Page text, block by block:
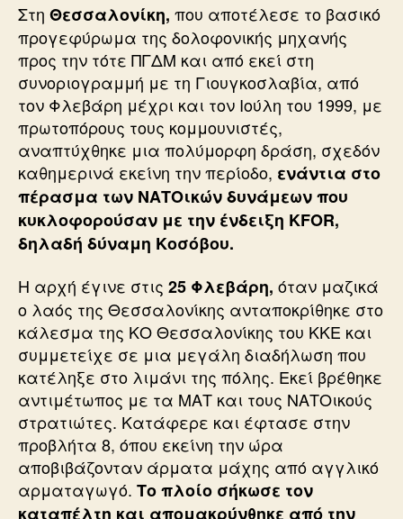
Στη Θεσσαλονίκη, που αποτέλεσε το βασικό
προγεφύρωμα της δολοφονικής μηχανής
προς την τότε ΠΓΔΜ και από εκεί στη
συνοριογραμμή με τη Γιουγκοσλαβία, από
τον Φλεβάρη μέχρι και τον Ιούλη του 1999, με
πρωτοπόρους τους κομμουνιστές,
αναπτύχθηκε μια πολύμορφη δράση, σχεδόν
καθημερινά εκείνη την περίοδο, ενάντια στο
πέρασμα των ΝΑΤΟικών δυνάμεων που
κυκλοφορούσαν με την ένδειξη KFOR,
δηλαδή δύναμη Κοσόβου.
Η αρχή έγινε στις 25 Φλεβάρη, όταν μαζικά
ο λαός της Θεσσαλονίκης ανταποκρίθηκε στο
κάλεσμα της ΚΟ Θεσσαλονίκης του ΚΚΕ και
συμμετείχε σε μια μεγάλη διαδήλωση που
κατέληξε στο λιμάνι της πόλης. Εκεί βρέθηκε
αντιμέτωπος με τα ΜΑΤ και τους ΝΑΤΟικούς
στρατιώτες. Κατάφερε και έφτασε στην
προβλήτα 8, όπου εκείνη την ώρα
αποβιβάζονταν άρματα μάχης από αγγλικό
αρματαγωγό. Το πλοίο σήκωσε τον
καταπέλτη και απομακρύνθηκε από την